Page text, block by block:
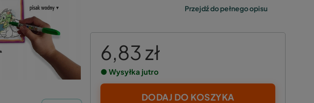
Przejdź do pełnego opisu
6,83 zł
● Wysyłka jutro
DODAJ DO KOSZYKA